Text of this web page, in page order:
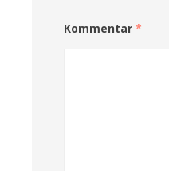
Kommentar *